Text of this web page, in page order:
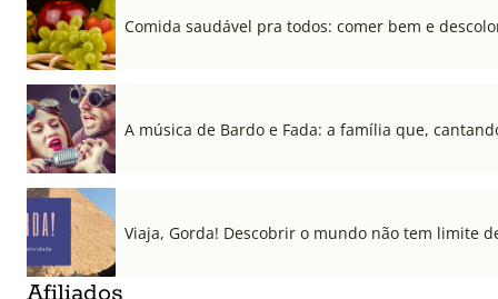
Comida saudável pra todos: comer bem e
A música de Bardo e Fada: a família que,
Viaja, Gorda! Descobrir o mundo não tem limite